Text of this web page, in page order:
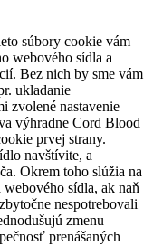
súbory cookie vám
webového sídla a
Bez nich by sme vám
ukladanie
zvolené nastavenie
výhradne Cord Blood
prvej strany.
navštívite, a
Okrem toho slúžia na
webového sídla, ak naň
nespotrebovali
zmenu
prenášaných